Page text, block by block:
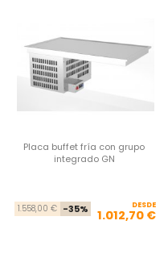
Placa buffet fría con grupo
integrado GN
1.558,00 € -35% DESDE
1.012,70 €